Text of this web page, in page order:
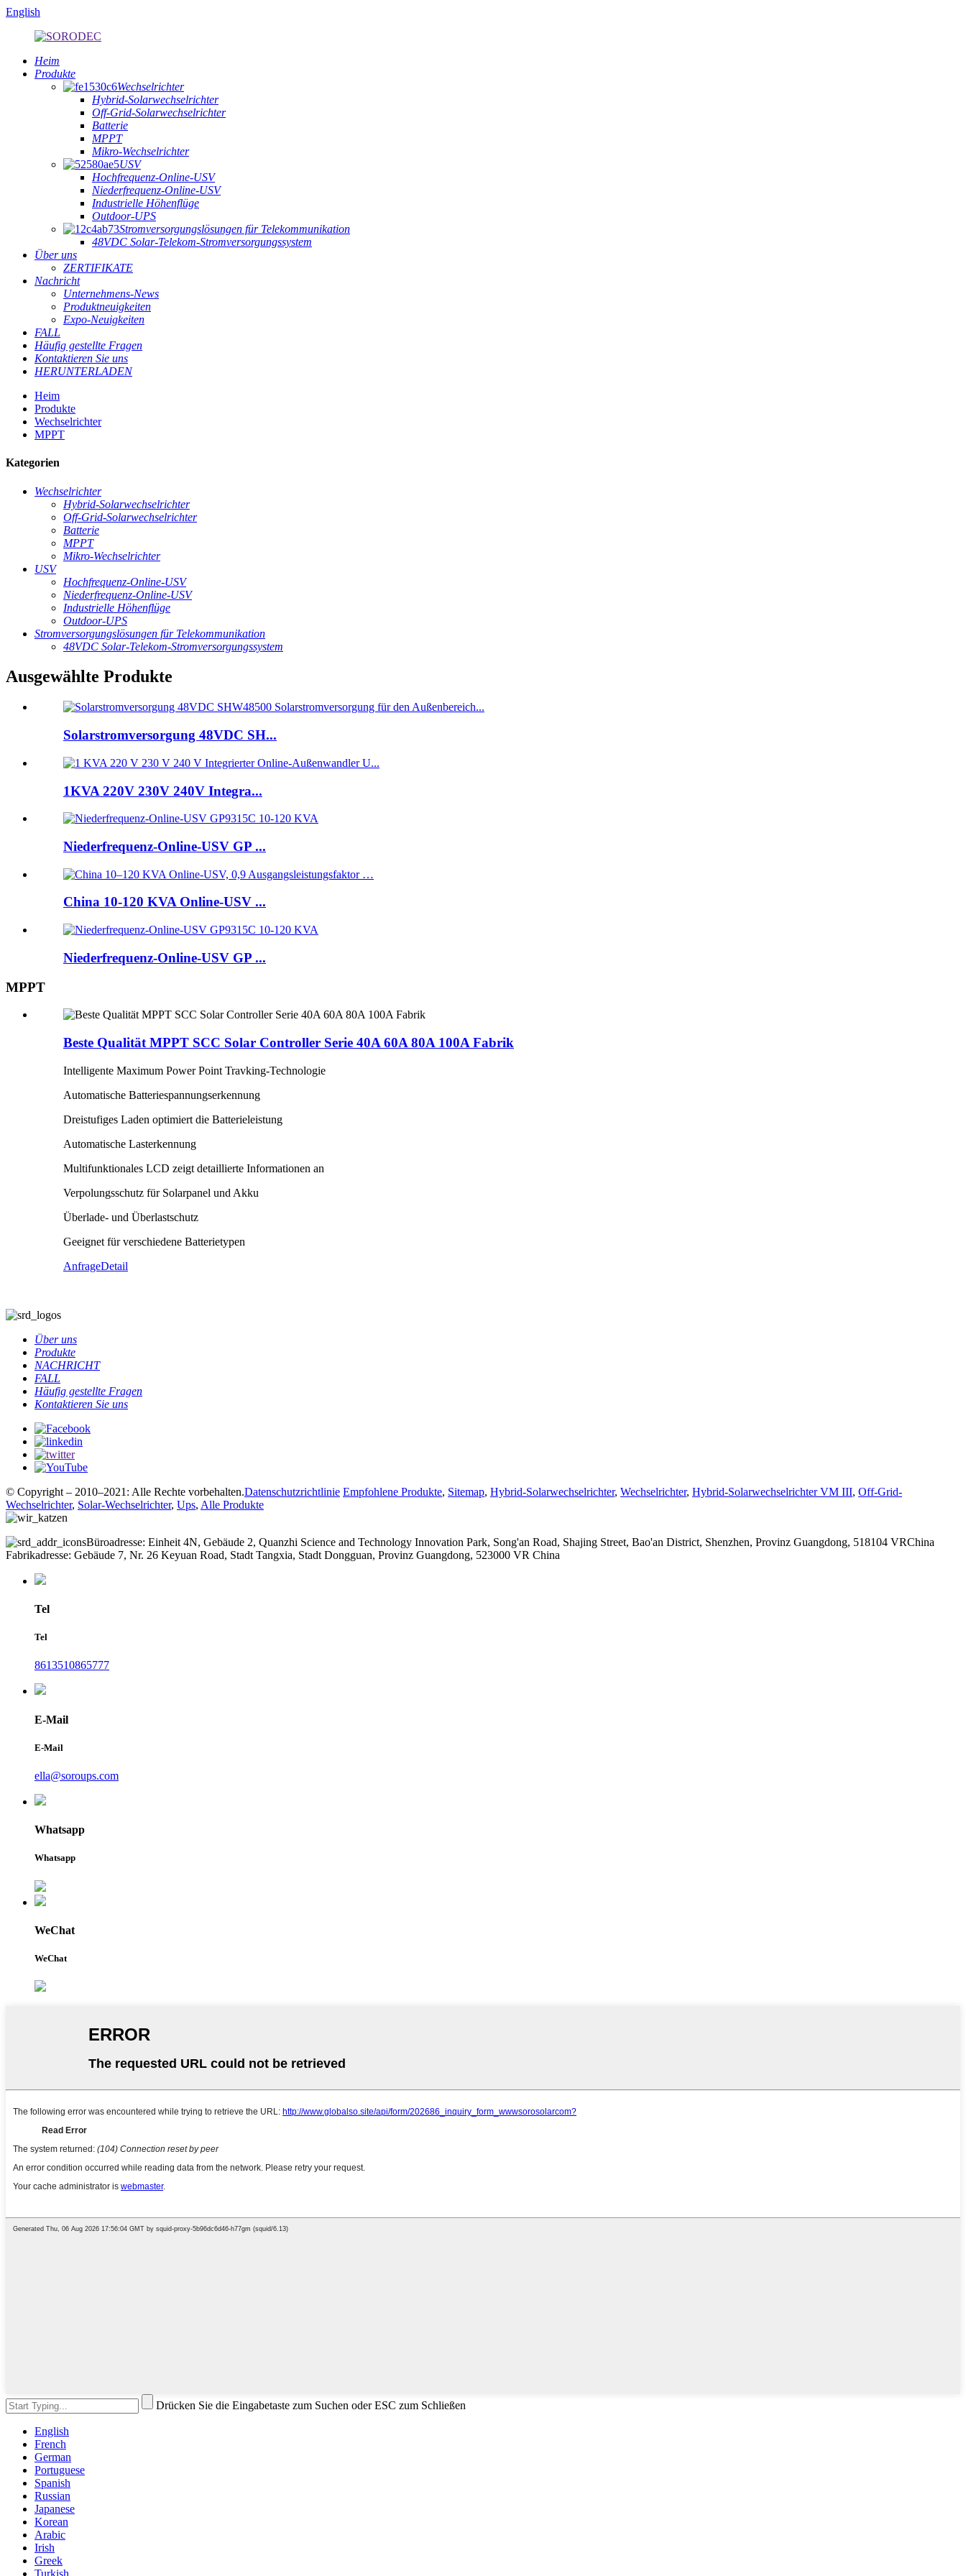
English
Heim
Produkte
Wechselrichter
Hybrid-Solarwechselrichter
Off-Grid-Solarwechselrichter
Batterie
MPPT
Mikro-Wechselrichter
USV
Hochfrequenz-Online-USV
Niederfrequenz-Online-USV
Industrielle Höhenflüge
Outdoor-UPS
Stromversorgungslösungen für Telekommunikation
48VDC Solar-Telekom-Stromversorgungssystem
Über uns
ZERTIFIKATE
Nachricht
Unternehmens-News
Produktneuigkeiten
Expo-Neuigkeiten
FALL
Häufig gestellte Fragen
Kontaktieren Sie uns
HERUNTERLADEN
Heim
Produkte
Wechselrichter
MPPT
Kategorien
Wechselrichter
Hybrid-Solarwechselrichter
Off-Grid-Solarwechselrichter
Batterie
MPPT
Mikro-Wechselrichter
USV
Hochfrequenz-Online-USV
Niederfrequenz-Online-USV
Industrielle Höhenflüge
Outdoor-UPS
Stromversorgungslösungen für Telekommunikation
48VDC Solar-Telekom-Stromversorgungssystem
Ausgewählte Produkte
Solarstromversorgung 48VDC SH...
1KVA 220V 230V 240V Integra...
Niederfrequenz-Online-USV GP ...
China 10-120 KVA Online-USV ...
Niederfrequenz-Online-USV GP ...
MPPT
Beste Qualität MPPT SCC Solar Controller Serie 40A 60A 80A 100A Fabrik
Intelligente Maximum Power Point Travking-Technologie
Automatische Batteriespannungserkennung
Dreistufiges Laden optimiert die Batterieleistung
Automatische Lasterkennung
Multifunktionales LCD zeigt detaillierte Informationen an
Verpolungsschutz für Solarpanel und Akku
Überlade- und Überlastschutz
Geeignet für verschiedene Batterietypen
AnfrageDetail
Über uns
Produkte
NACHRICHT
FALL
Häufig gestellte Fragen
Kontaktieren Sie uns
© Copyright – 2010–2021: Alle Rechte vorbehalten.Datenschutzrichtlinie Empfohlene Produkte, Sitemap, Hybrid-Solarwechselrichter, Wechselrichter, Hybrid-Solarwechselrichter VM III, Off-Grid-
Wechselrichter, Solar-Wechselrichter, Ups, Alle Produkte
Büroadresse: Einheit 4N, Gebäude 2, Quanzhi Science and Technology Innovation Park, Song'an Road, Shajing Street, Bao'an District, Shenzhen, Provinz Guangdong, 518104 VRChina
Fabrikadresse: Gebäude 7, Nr. 26 Keyuan Road, Stadt Tangxia, Stadt Dongguan, Provinz Guangdong, 523000 VR China
Tel
Tel
8613510865777
E-Mail
E-Mail
ella@soroups.com
Whatsapp
Whatsapp
WeChat
WeChat
Drücken Sie die Eingabetaste zum Suchen oder ESC zum Schließen
English
French
German
Portuguese
Spanish
Russian
Japanese
Korean
Arabic
Irish
Greek